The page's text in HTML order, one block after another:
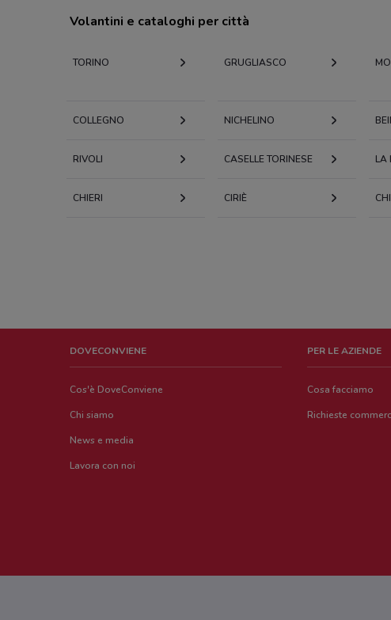
Volantini e cataloghi per città
TORINO GRUGLIASCO
COLLEGNO NICHELINO
RIVOLI CASELLE TORINESE LA
CHIERI CIRIÈ
DOVECONVIENE
Cos'è DoveConviene
Chi siamo
News e media
Lavora con noi
PER LE AZIENDE
Cosa facciamo
Richieste